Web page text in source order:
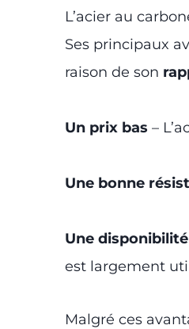
L’acier au
Ses principaux
raison de son
Un prix bas –
Une bonne
Une
est largement
Malgré ces